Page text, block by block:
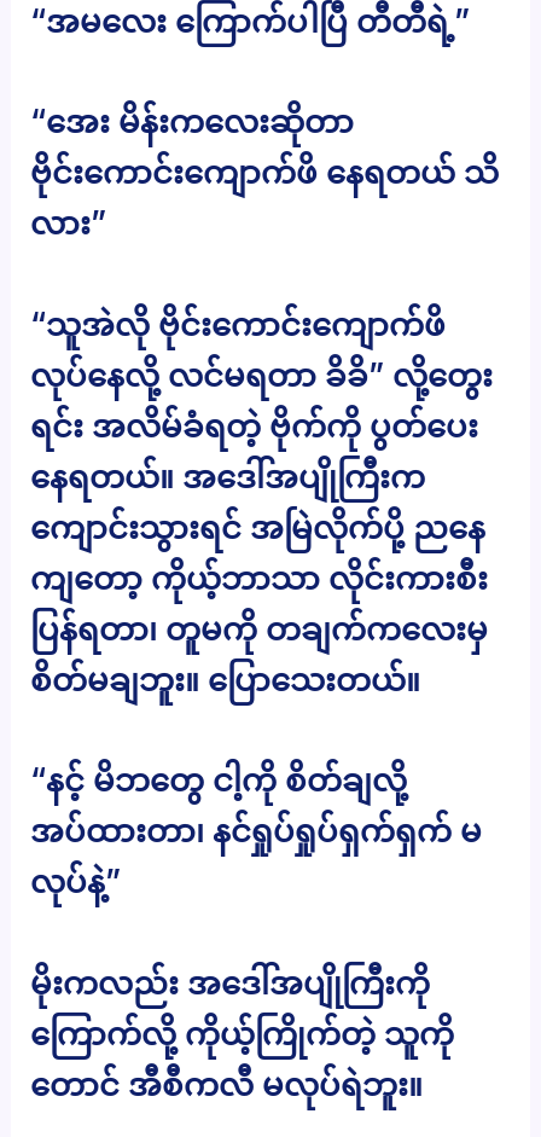
“အမလေး ကြောက်ပါပြီ တီတီရဲ့”
“အေး မိန်းကလေးဆိုတာ
ဗိုင်းကောင်းကျောက်ဖိ နေရတယ် သိ
လား”
“သူအဲလို ဗိုင်းကောင်းကျောက်ဖိ
လုပ်နေလို့ လင်မရတာ ခိခိ” လို့တွေး
ရင်း အလိမ်ခံရတဲ့ ဗိုက်ကို ပွတ်ပေး
နေရတယ်။ အဒေါ်အပျိုကြီးက
ကျောင်းသွားရင် အမြဲလိုက်ပို့ ညနေ
ကျတော့ ကိုယ့်ဘာသာ လိုင်းကားစီး
ပြန်ရတာ၊ တူမကို တချက်ကလေးမှ
စိတ်မချဘူး။ ပြောသေးတယ်။
“နင့် မိဘတွေ ငါ့ကို စိတ်ချလို့
အပ်ထားတာ၊ နင်ရှုပ်ရှုပ်ရှက်ရှက် မ
လုပ်နဲ့”
မိုးကလည်း အဒေါ်အပျိုကြီးကို
ကြောက်လို့ ကိုယ့်ကြိုက်တဲ့ သူကို
တောင် အီစီကလီ မလုပ်ရဲဘူး။